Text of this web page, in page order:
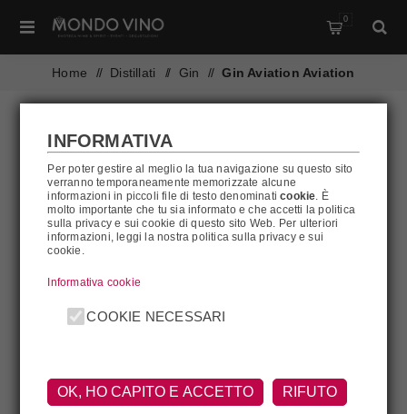
0
Home / Distillati / Gin / Gin Aviation Aviation
INFORMATIVA
Per poter gestire al meglio la tua navigazione su questo sito
verranno temporaneamente memorizzate alcune
informazioni in piccoli file di testo denominaticookie . È
molto importante che tu sia informato e che accetti la politica
sulla privacy e sui cookie di questo sito Web. Per ulteriori
informazioni, leggi la nostra politica sulla privacy e sui
cookie.
Informativa cookie
COOKIE NECESSARI
OK, HO CAPITO E ACCETTO RIFUTO